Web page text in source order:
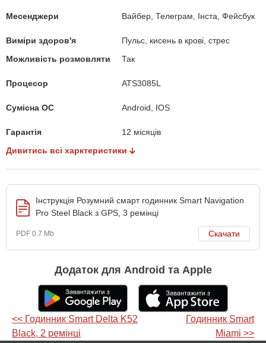
Месенджери Вайбер, Телеграм, Інста, Фейсбук
Виміри здоров'я
Пульс, кисень в крові, стрес
Можливість розмовляти
Так
Процесор ATS3085L
Сумісна ОС Android, IOS
Гарантія
12 місяців
Дивитись всі харктеристики
Інструкція Розумний смарт годинник Smart Navigation
Pro Steel Black з GPS, 3 ремінці
PDF 0.7 Mb Скачати
Додаток для Android та Apple
<< Годинник Smart Delta K52
Black, 2 ремінці
Годинник Smart
Miami >>